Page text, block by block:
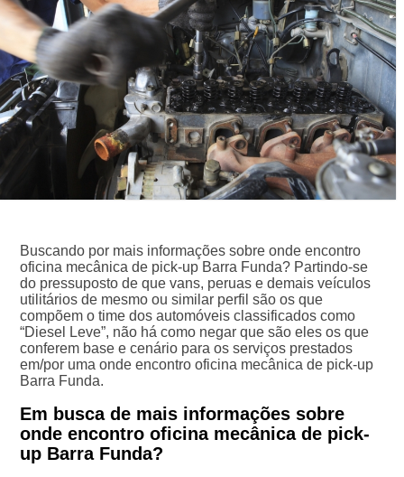
Buscando por mais informações sobre onde encontro
oficina mecânica de pick-up Barra Funda? Partindo-se
do pressuposto de que vans, peruas e demais veículos
utilitários de mesmo ou similar perfil são os que
compõem o time dos automóveis classificados como
“Diesel Leve”, não há como negar que são eles os que
conferem base e cenário para os serviços prestados
em/por uma onde encontro oficina mecânica de pick-up
Barra Funda.
Em busca de mais informações sobre
onde encontro oficina mecânica de pick-
up Barra Funda?